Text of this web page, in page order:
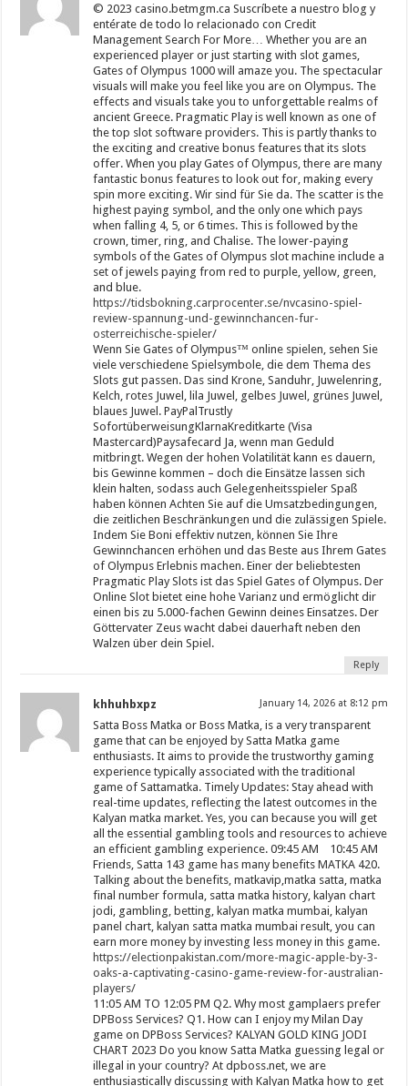
© 2023 casino.betmgm.ca Suscríbete a nuestro blog y
entérate de todo lo relacionado con Credit
Management Search For More… Whether you are an
experienced player or just starting with slot games,
Gates of Olympus 1000 will amaze you. The spectacular
visuals will make you feel like you are on Olympus. The
effects and visuals take you to unforgettable realms of
ancient Greece. Pragmatic Play is well known as one of
the top slot software providers. This is partly thanks to
the exciting and creative bonus features that its slots
offer. When you play Gates of Olympus, there are many
fantastic bonus features to look out for, making every
spin more exciting. Wir sind für Sie da. The scatter is the
highest paying symbol, and the only one which pays
when falling 4, 5, or 6 times. This is followed by the
crown, timer, ring, and Chalise. The lower-paying
symbols of the Gates of Olympus slot machine include a
set of jewels paying from red to purple, yellow, green,
and blue.
https://tidsbokning.carprocenter.se/nvcasino-spiel-
review-spannung-und-gewinnchancen-fur-
osterreichische-spieler/
Wenn Sie Gates of Olympus™ online spielen, sehen Sie
viele verschiedene Spielsymbole, die dem Thema des
Slots gut passen. Das sind Krone, Sanduhr, Juwelenring,
Kelch, rotes Juwel, lila Juwel, gelbes Juwel, grünes Juwel,
blaues Juwel. PayPalTrustly
SofortüberweisungKlarnaKreditkarte (Visa
Mastercard)Paysafecard Ja, wenn man Geduld
mitbringt. Wegen der hohen Volatilität kann es dauern,
bis Gewinne kommen – doch die Einsätze lassen sich
klein halten, sodass auch Gelegenheitsspieler Spaß
haben können Achten Sie auf die Umsatzbedingungen,
die zeitlichen Beschränkungen und die zulässigen Spiele.
Indem Sie Boni effektiv nutzen, können Sie Ihre
Gewinnchancen erhöhen und das Beste aus Ihrem Gates
of Olympus Erlebnis machen. Einer der beliebtesten
Pragmatic Play Slots ist das Spiel Gates of Olympus. Der
Online Slot bietet eine hohe Varianz und ermöglicht dir
einen bis zu 5.000-fachen Gewinn deines Einsatzes. Der
Göttervater Zeus wacht dabei dauerhaft neben den
Walzen über dein Spiel.
Reply
khhuhbxpz January 14, 2026 at 8:12 pm
Satta Boss Matka or Boss Matka, is a very transparent
game that can be enjoyed by Satta Matka game
enthusiasts. It aims to provide the trustworthy gaming
experience typically associated with the traditional
game of Sattamatka. Timely Updates: Stay ahead with
real-time updates, reflecting the latest outcomes in the
Kalyan matka market. Yes, you can because you will get
all the essential gambling tools and resources to achieve
an efficient gambling experience. 09:45 AM 10:45 AM
Friends, Satta 143 game has many benefits MATKA 420.
Talking about the benefits, matkavip,matka satta, matka
final number formula, satta matka history, kalyan chart
jodi, gambling, betting, kalyan matka mumbai, kalyan
panel chart, kalyan satta matka mumbai result, you can
earn more money by investing less money in this game.
https://electionpakistan.com/more-magic-apple-by-3-
oaks-a-captivating-casino-game-review-for-australian-
players/
11:05 AM TO 12:05 PM Q2. Why most gamplaers prefer
DPBoss Services? Q1. How can I enjoy my Milan Day
game on DPBoss Services? KALYAN GOLD KING JODI
CHART 2023 Do you know Satta Matka guessing legal or
illegal in your country? At dpboss.net, we are
enthusiastically discussing with Kalyan Matka how to get